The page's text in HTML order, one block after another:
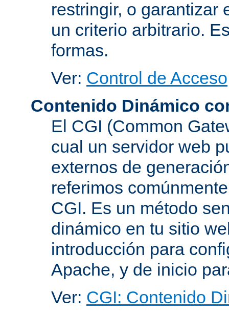
restringir, o garantizar
un criterio arbitrario.
formas.
Ver: Control de Acceso
Contenido Dinámico
El CGI (Common
cual un servidor web
externos de
referimos
CGI. Es un método
dinámico en tu sitio
introducción para
Apache, y de inicio
Ver: CGI: Contenido